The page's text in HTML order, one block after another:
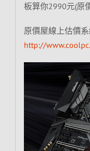
板算你2990元(原
原價屋線上估價系
http://